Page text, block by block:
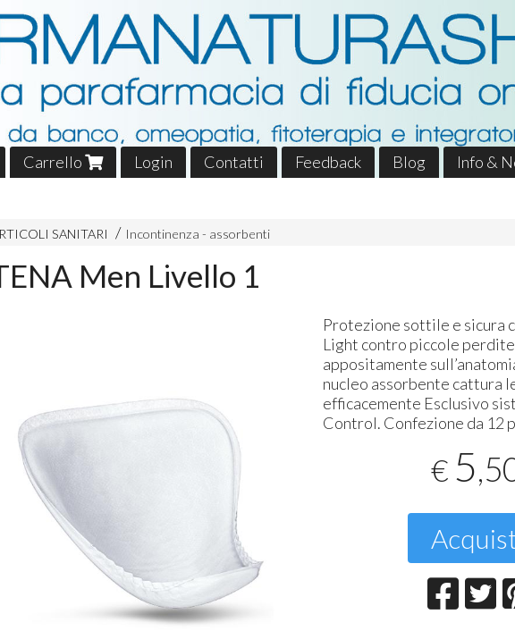
Carrello Login Contatti Feedback Blog Info &
SANITARI Incontinenza - assorbenti
Men Livello 1
Protezione sottile e sicura
Light contro piccole
appositamente
nucleo assorbente cattura
efficacemente Esclusivo
Control. Confezione da 12
€ 5